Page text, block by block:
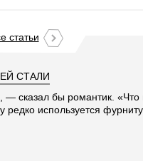
статьи
СТАЛИ
сказал бы романтик.
используется